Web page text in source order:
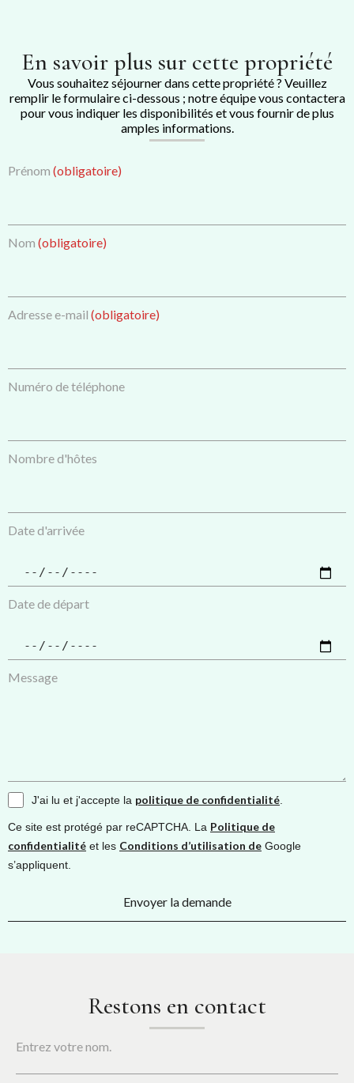
En savoir plus sur cette propriété
Vous souhaitez séjourner dans cette propriété ? Veuillez
remplir le formulaire ci-dessous ; notre équipe vous contactera
pour vous indiquer les disponibilités et vous fournir de plus
amples informations.
Prénom (obligatoire)
Nom (obligatoire)
Adresse e-mail (obligatoire)
Numéro de téléphone
Nombre d'hôtes
Date d'arrivée
Date de départ
Message
J'ai lu et j'accepte la politique de confidentialité.
Ce site est protégé par reCAPTCHA. La Politique de
confidentialité et les Conditions d’utilisation de Google
s’appliquent.
Envoyer la demande
Restons en contact
Entrez votre nom.